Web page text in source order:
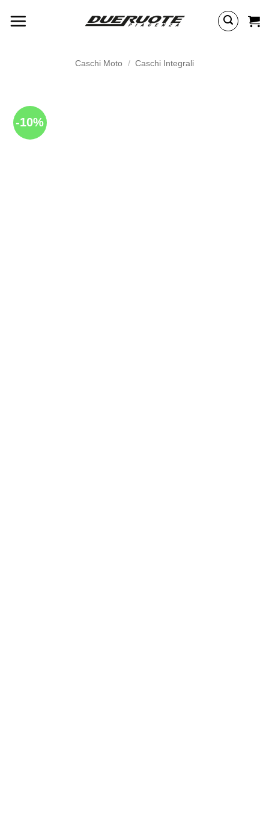
Caschi Moto / Caschi Integrali
-10%